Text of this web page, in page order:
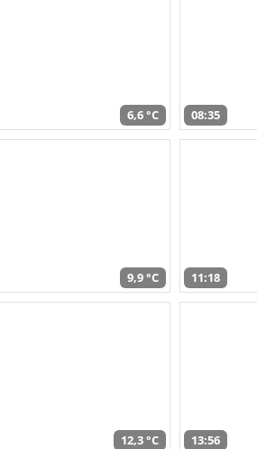
6,6 °C 08:35
9,9 °C 11:18
12,3 °C 13:56